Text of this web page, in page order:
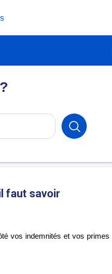
faut savoir
vos indemnités et vos primes